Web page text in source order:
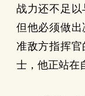
战力还不足以
但他必须做
准敌方指挥
士，他正站在